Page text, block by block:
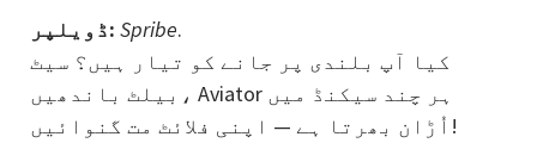
ڈویلپر: Spribe.
کیا آپ بلندی پر جانے کو تیار ہیں؟ سیٹ
بیلٹ باندھیں، Aviator ہر چند سیکنڈ میں
اُڑان بھرتا ہے — اپنی فلائٹ مت گنوائیں!